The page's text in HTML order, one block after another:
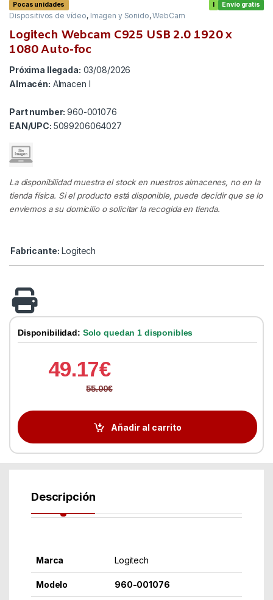
Envío gratis
Pocas unidades
Dispositivos de vídeo, Imagen y Sonido,WebCam
Logitech Webcam C925 USB 2.0 1920 x
1080 Auto-foc
Próxima llegada: 03/08/2026
Almacén: Almacen I
Part number:960-001076
EAN/UPC: 5099206064027
La disponibilidad muestra el stock en nuestros almacenes, no en la
tienda física. Si el producto está disponible, puede decidir que se lo
enviemos a su domicilio o solicitar la recogida en tienda.
Fabricante: Logitech
Disponibilidad: Solo quedan 1 disponibles
49.17€
55.00€
Añadir al carrito
Descripción
Marca Logitech
Modelo 960-001076